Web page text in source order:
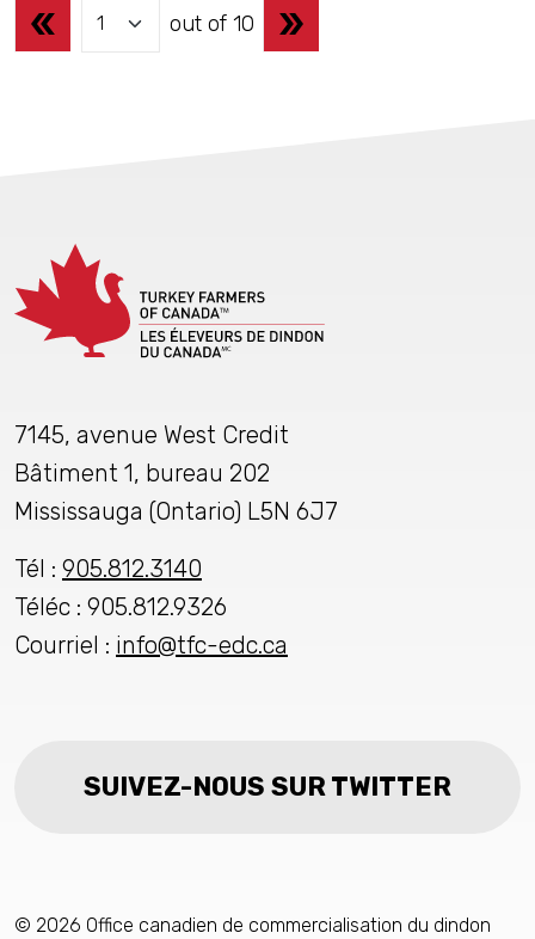
Prev out of 10 Next
7145, avenue West Credit
Bâtiment 1, bureau 202
Mississauga (Ontario) L5N 6J7
Tél : 905.812.3140
Téléc : 905.812.9326
Courriel : info@tfc-edc.ca
SUIVEZ-NOUS SUR TWITTER
© 2026 Office canadien de commercialisation du dindon